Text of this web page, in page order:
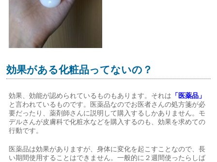
効果がある化粧品ってないの？
効果、効能が認められているものもあります。それは 「医薬品」
と言われているものです。医薬品なのでお医者さんの処方箋が必
要だったり、薬剤師さんに説明して購入するしかありません。モ
デルさんが皮膚科で化粧水などを購入するのも、効果を求めての
行動です。
医薬品は効果がありますが、身体に変化を起こすことなので、長
い期間使用することはできません。一般的に２週間使ったらしば